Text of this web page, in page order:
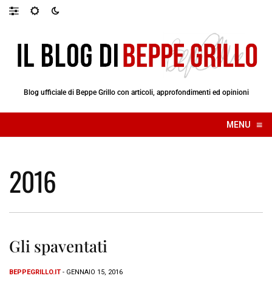
Blog ufficiale di Beppe Grillo con articoli, approfondimenti ed opinioni
MENU ≡
☰
2016
Gli spaventati
BEPPEGRILLO.IT - GENNAIO 15, 2016